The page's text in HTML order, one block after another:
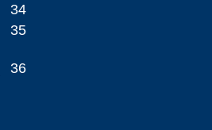
34
35
36